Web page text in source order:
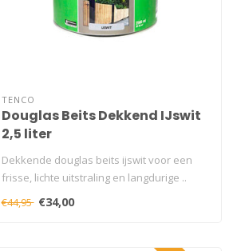
TENCO
Douglas Beits Dekkend IJswit
2,5 liter
Dekkende douglas beits ijswit voor een
frisse, lichte uitstraling en langdurige ..
€44,95 €34,00